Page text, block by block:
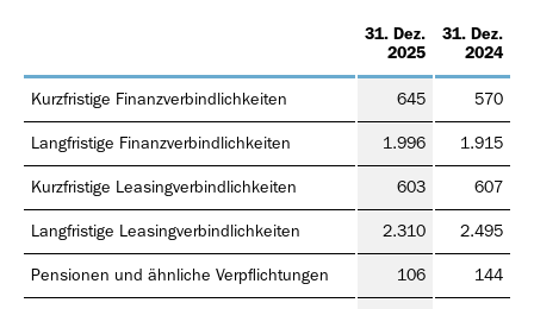
31. Dez.
2025
31. Dez.
2024
Kurzfristige Finanzverbindlichkeiten 645 570
Langfristige Finanzverbindlichkeiten 1.996 1.915
Kurzfristige Leasingverbindlichkeiten 603 607
Langfristige Leasingverbindlichkeiten 2.310 2.495
Pensionen und ähnliche Verpflichtungen 106 144